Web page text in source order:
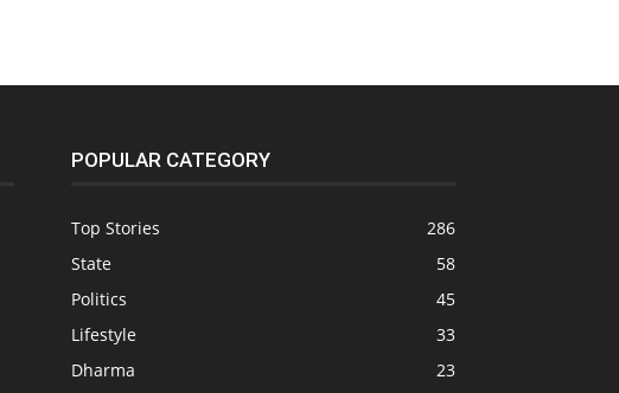
POPULAR CATEGORY
Top Stories
286
State
58
Politics
45
Lifestyle
33
Dharma
23